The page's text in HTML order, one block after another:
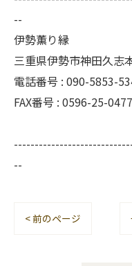
--
伊勢薫り縁
三重県伊勢市神田久志
電話番号 : 090-5853-
FAX番号 : 0596-25-0477
--
< 前のページ